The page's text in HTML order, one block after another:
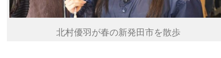
北村優羽が春の新発田市を散歩